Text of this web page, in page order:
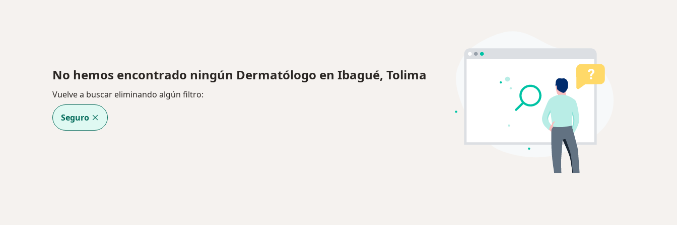
No hemos encontrado ningún Dermatólogo en Ibagué, Tolima
Vuelve a buscar eliminando algún filtro:
Seguro